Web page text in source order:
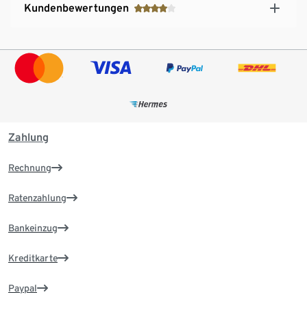
Kundenbewertungen
Zahlung
Rechnung
Ratenzahlung
Bankeinzug
Kreditkarte
Paypal